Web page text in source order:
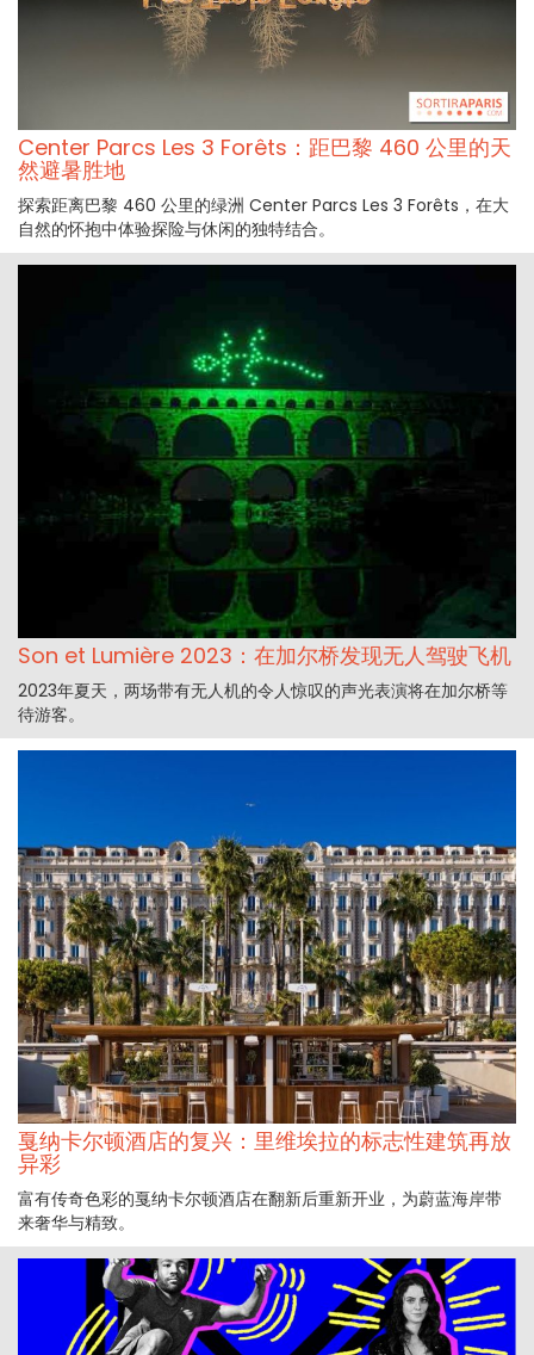
Center Parcs Les 3 Forêts：距巴黎 460 公里的天
然避暑胜地
探索距离巴黎 460 公里的绿洲 Center Parcs Les 3 Forêts，在大
自然的怀抱中体验探险与休闲的独特结合。
Son et Lumière 2023：在加尔桥发现无人驾驶飞机
2023年夏天，两场带有无人机的令人惊叹的声光表演将在加尔桥等
待游客。
戛纳卡尔顿酒店的复兴：里维埃拉的标志性建筑再放
异彩
富有传奇色彩的戛纳卡尔顿酒店在翻新后重新开业，为蔚蓝海岸带
来奢华与精致。